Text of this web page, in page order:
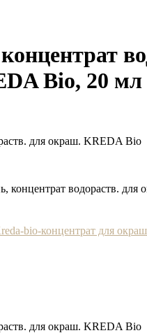
Bio, 20 мл
для окраш. KREDA Bio
концентрат водораств.
bio-концентрат для
для окраш. KREDA Bio